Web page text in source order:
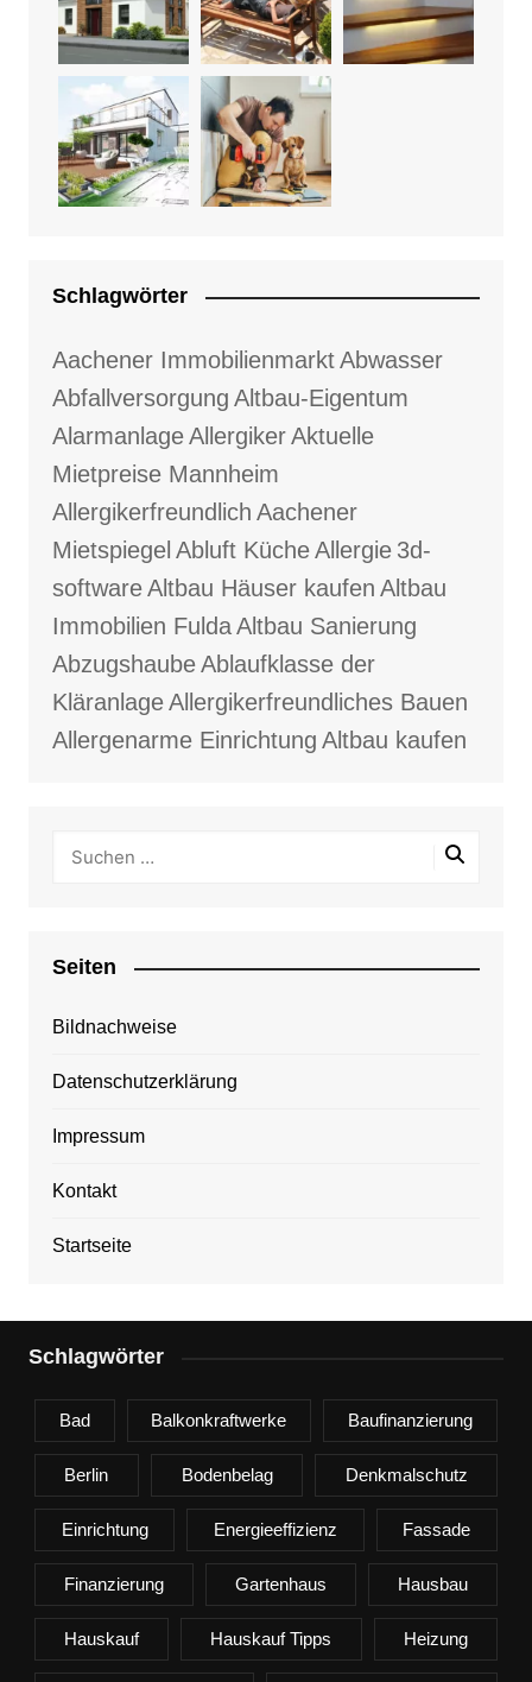
Schlagwörter
Aachener ImmobilienmarktAbwasser
Abfallversorgung Altbau-Eigentum
AlarmanlageAllergikerAktuelle
Mietpreise Mannheim
Allergikerfreundlich Aachener
Mietspiegel Abluft KücheAllergie 3d-
softwareAltbau Häuser kaufen Altbau
Immobilien FuldaAltbau Sanierung
AbzugshaubeAblaufklasse der
KläranlageAllergikerfreundliches Bauen
Allergenarme Einrichtung Altbau kaufen
Seiten
Bildnachweise
Datenschutzerklärung
Impressum
Kontakt
Startseite
Schlagwörter
Bad Balkonkraftwerke Baufinanzierung
Berlin Bodenbelag Denkmalschutz
Einrichtung Energieeffizienz Fassade
Finanzierung Gartenhaus Hausbau
Hauskauf Hauskauf Tipps Heizung